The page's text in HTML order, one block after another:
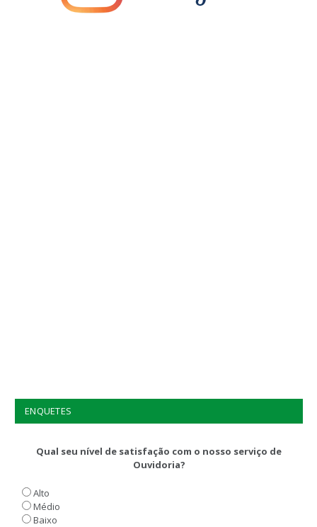
ENQUETES
Qual seu nível de satisfação com o nosso serviço de
Ouvidoria?
Alto
Médio
Baixo